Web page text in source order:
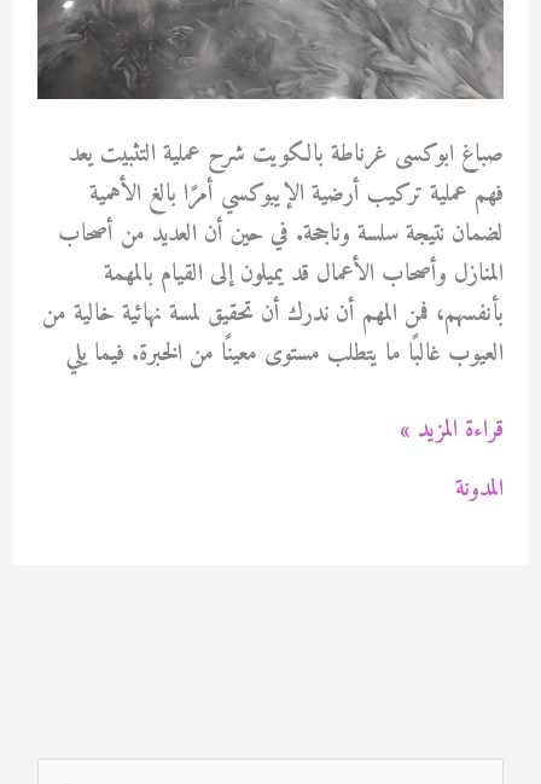
صباغ ابوكسى غرناطة بالكويت شرح عملية التثبيت يعد
فهم عملية تركيب أرضية الإيبوكسي أمرًا بالغ الأهمية
لضمان نتيجة سلسة وناجحة. في حين أن العديد من أصحاب
المنازل وأصحاب الأعمال قد يميلون إلى القيام بالمهمة
بأنفسهم، فمن المهم أن ندرك أن تحقيق لمسة نهائية خالية من
العيوب غالبًا ما يتطلب مستوى معينًا من الخبرة. فيما يلي
صباغ
ابوكسى
غرناطة
قراءة المزيد »
المدونة